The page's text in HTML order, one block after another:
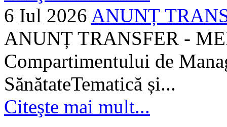
6 Iul 2026 ANUNȚ
ANUNȚ TRANSFER -
Compartimentului de
SănătateTematică și...
Citeşte mai mult...